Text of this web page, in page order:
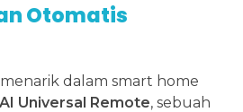
Otomatis
dalam smart home
AI Universal Remote, sebuah